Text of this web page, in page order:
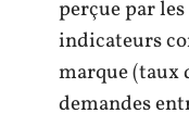
perçue par
indicateurs
marque (taux
demandes